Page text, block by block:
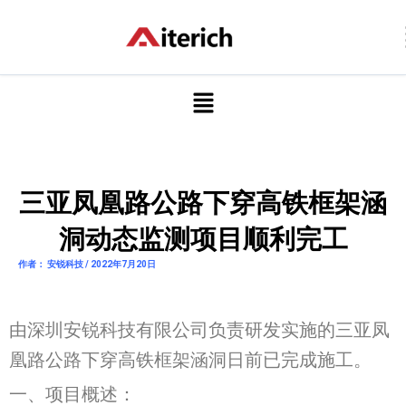
容
菜
单
三亚凤凰路公路下穿高铁框架涵
洞动态监测项目顺利完工
作者： 安锐科技 / 2022年7月20日
由深圳安锐科技有限公司负责研发实施的三亚凤
凰路公路下穿高铁框架涵洞日前已完成施工。
一、项目概述：